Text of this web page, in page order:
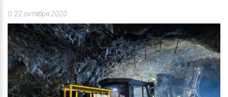
22 октября 2020